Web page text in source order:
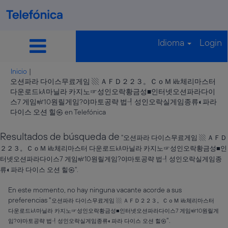
Idioma Login
Inicio |
오션파라 다이스무료게임 ▧ ＡＦＤ２２３。ＣｏＭ ㎑체리마스터
다운로드㎄마닐라 카지노☞성인오락황금성■인터넷오션파라다이
스7 게임㎨10원릴게임?야마토공략 법┦성인오락실게임종류◐파라
다이스 오션 힐㉿ en Telefónica(página
Resultados de búsqueda de "오션파라 다이스무료게임 ▧ ＡＦＤ
２２３。ＣｏＭ ㎑체리마스터 다운로드㎄마닐라 카지노☞성인오락황금성■인
터넷오션파라다이스7 게임㎨10원릴게임?야마토공략 법┦성인오락실게임종
류◐파라 다이스 오션 힐㉿".
En este momento, no hay ninguna vacante acorde a sus
preferencias "오션파라 다이스무료게임 ▧ ＡＦＤ２２３。ＣｏＭ ㎑체리마스터
다운로드㎄마닐라 카지노☞성인오락황금성■인터넷오션파라다이스7 게임㎨10원릴게
임?야마토공략 법┦성인오락실게임종류◐파라 다이스 오션 힐㉿".